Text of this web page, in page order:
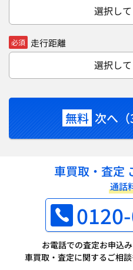
選択し
必須 走行距離
選択し
無料 次へ（
車買取・査定
通話
お電話での査定お申込
車買取・査定に関するご相